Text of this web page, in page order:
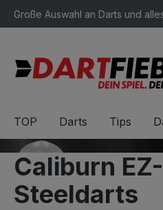
Zur Hauptnavigation
Große Auswahl an Darts und
TOP Darts Tips
Caliburn
Steeldarts